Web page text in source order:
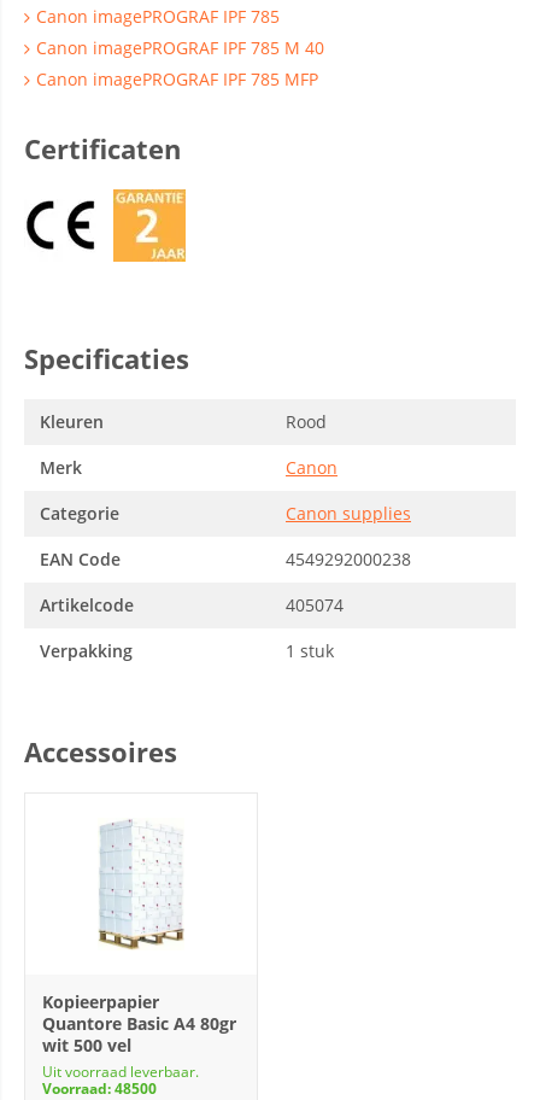
Canon imagePROGRAF IPF 785
Canon imagePROGRAF IPF 785 M 40
Canon imagePROGRAF IPF 785 MFP
Certificaten
Specificaties
Kleuren
Rood
Merk
Canon
Categorie
Canon supplies
EAN Code
4549292000238
Artikelcode
405074
Verpakking
1 stuk
Accessoires
Kopieerpapier
Quantore Basic A4 80gr
wit 500 vel
Uit voorraad leverbaar.
Voorraad: 48500